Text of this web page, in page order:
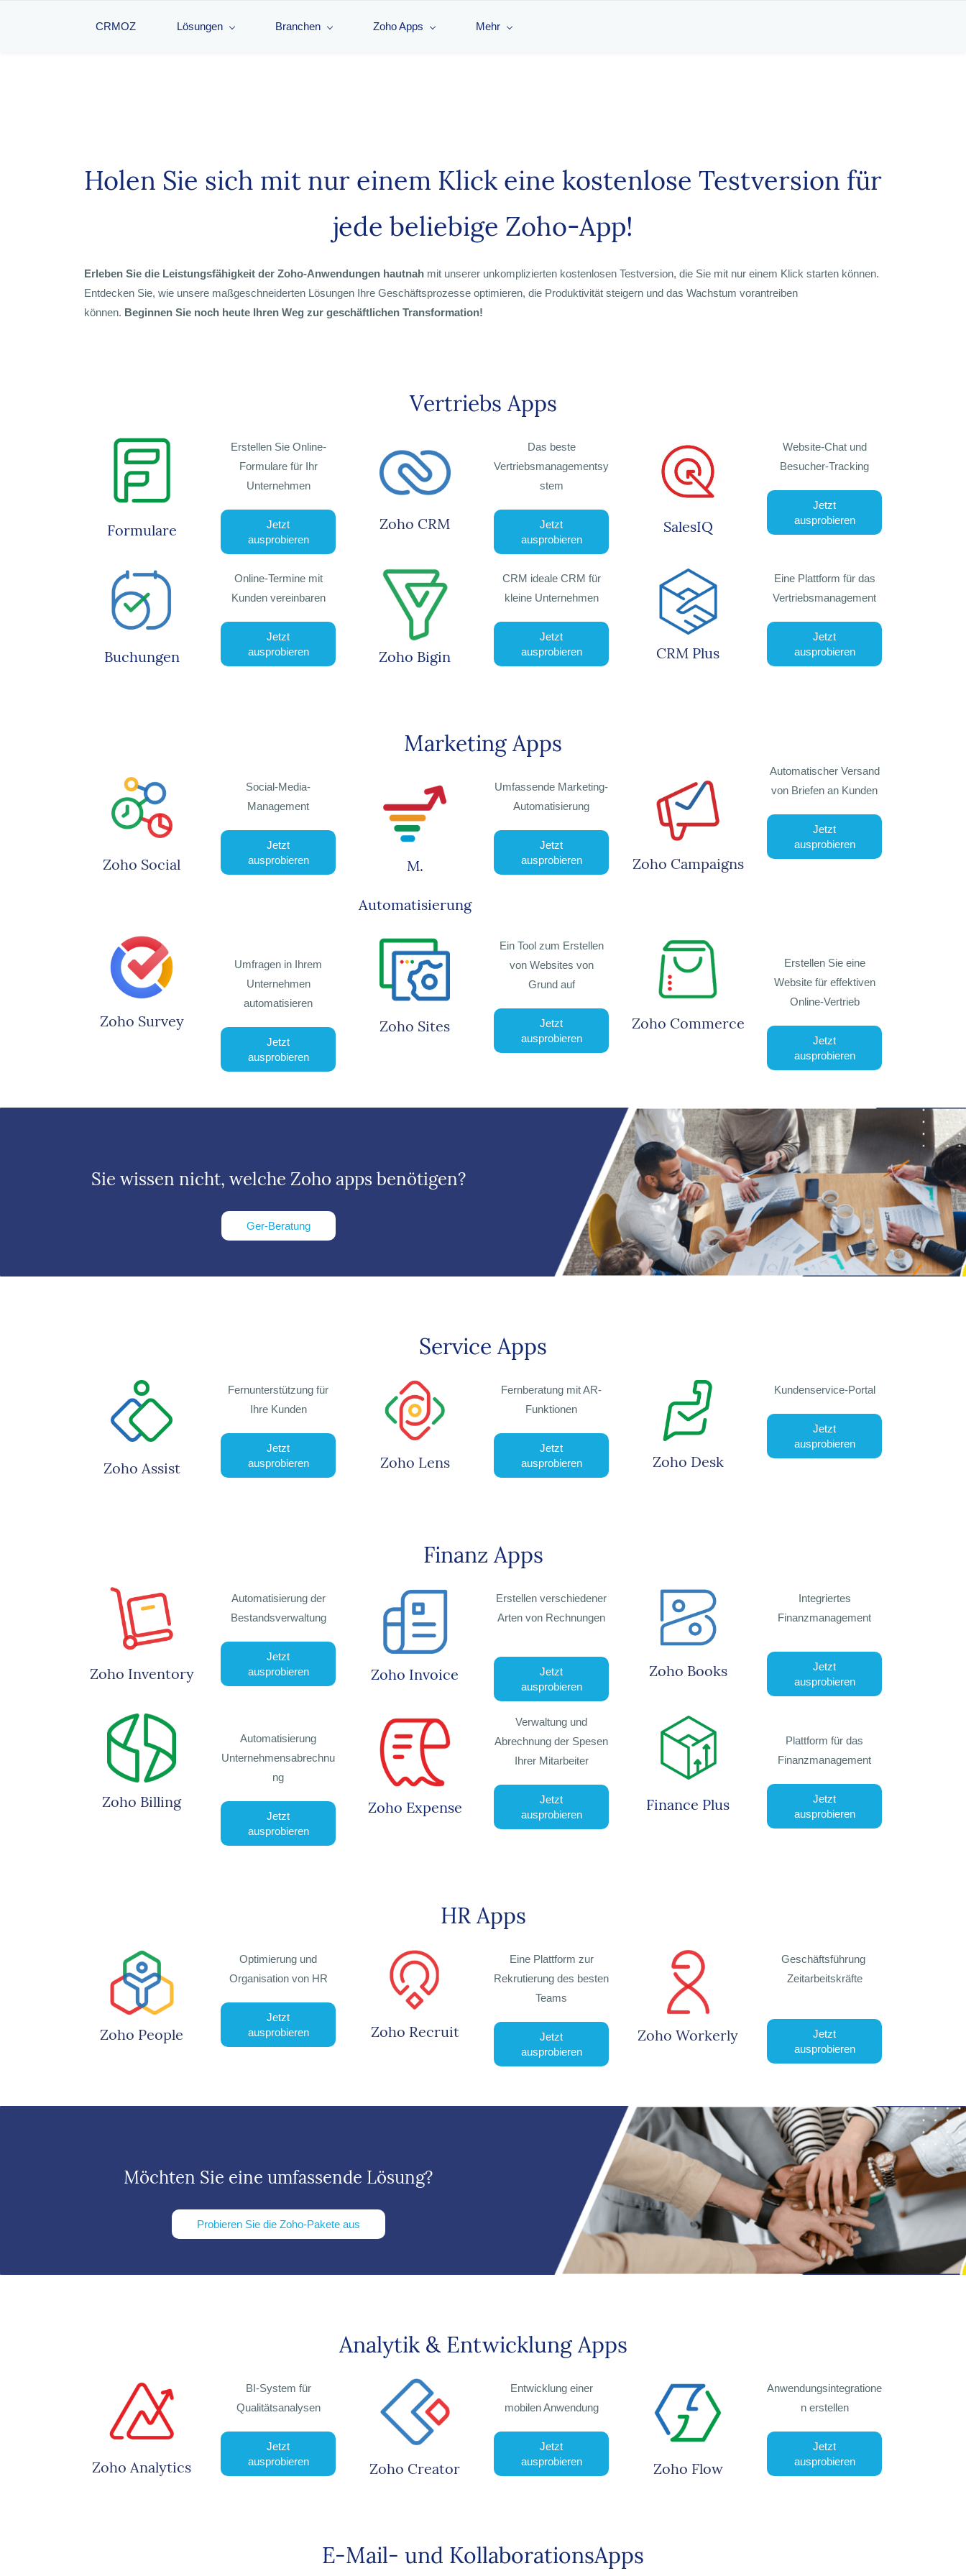
CRMOZ Lösungen Branchen Zoho Apps Mehr
Holen Sie sich mit nur einem Klick eine kostenlose Testversion für
jede beliebige Zoho-App!
Erleben Sie die Leistungsfähigkeit der Zoho-Anwendungen hautnah mit unserer unkomplizierten kostenlosen Testversion, die Sie mit nur einem Klick starten können.
Entdecken Sie, wie unsere maßgeschneiderten Lösungen Ihre Geschäftsprozesse optimieren, die Produktivität steigern und das Wachstum vorantreiben
können. Beginnen Sie noch heute Ihren Weg zur geschäftlichen Transformation!
Vertriebs Apps
Formulare
Erstellen Sie Online-
Formulare für Ihr
Unternehmen
Jetzt
ausprobieren
Zoho CRM
Das beste
Vertriebsmanagementsy
stem
Jetzt
ausprobieren
SalesIQ
Website-Chat und
Besucher-Tracking
Jetzt
ausprobieren
Buchungen
Online-Termine mit
Kunden vereinbaren
Jetzt
ausprobieren
Zoho Bigin
CRM ideale CRM für
kleine Unternehmen
Jetzt
ausprobieren
CRM Plus
Eine Plattform für das
Vertriebsmanagement
Jetzt
ausprobieren
Marketing Apps
Zoho Social
Social-Media-
Management
Jetzt
ausprobieren
M.
Automatisierung
Umfassende Marketing-
Automatisierung
Jetzt
ausprobieren
Zoho Campaigns
Automatischer Versand
von Briefen an Kunden
Jetzt
ausprobieren
Zoho Survey
Umfragen in Ihrem
Unternehmen
automatisieren
Jetzt
ausprobieren
Zoho Sites
Ein Tool zum Erstellen
von Websites von
Grund auf
Jetzt
ausprobieren
Zoho Commerce
Erstellen Sie eine
Website für effektiven
Online-Vertrieb
Jetzt
ausprobieren
Sie wissen nicht, welche Zoho apps benötigen?
Ger-Beratung
Service Apps
Zoho Assist
Fernunterstützung für
Ihre Kunden
Jetzt
ausprobieren
Zoho Lens
Fernberatung mit AR-
Funktionen
Jetzt
ausprobieren
Zoho Desk
Kundenservice-Portal
Jetzt
ausprobieren
Finanz Apps
Zoho Inventory
Automatisierung der
Bestandsverwaltung
Jetzt
ausprobieren
Zoho Invoice
Erstellen verschiedener
Arten von Rechnungen
Jetzt
ausprobieren
Zoho Books
Integriertes
Finanzmanagement
Jetzt
ausprobieren
Zoho Billing
Automatisierung
Unternehmensabrechnu
ng
Jetzt
ausprobieren
Zoho Expense
Verwaltung und
Abrechnung der Spesen
Ihrer Mitarbeiter
Jetzt
ausprobieren
Finance Plus
Plattform für das
Finanzmanagement
Jetzt
ausprobieren
HR Apps
Zoho People
Optimierung und
Organisation von HR
Jetzt
ausprobieren
Zoho Recruit
Eine Plattform zur
Rekrutierung des besten
Teams
Jetzt
ausprobieren
Zoho Workerly
Geschäftsführung
Zeitarbeitskräfte
Jetzt
ausprobieren
Möchten Sie eine umfassende Lösung?
Probieren Sie die Zoho-Pakete aus
Analytik & EntwicklungApps
Zoho Analytics
BI-System für
Qualitätsanalysen
Jetzt
ausprobieren
Zoho Creator
Entwicklung einer
mobilen Anwendung
Jetzt
ausprobieren
Zoho Flow
Anwendungsintegratione
n erstellen
Jetzt
ausprobieren
E-Mail- und KollaborationsApps